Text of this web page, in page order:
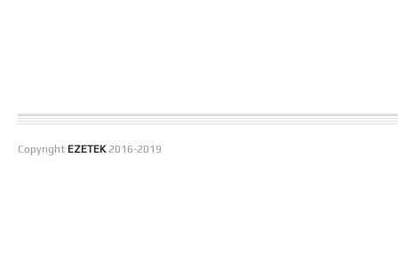
Copyright EZETEK2016-2019